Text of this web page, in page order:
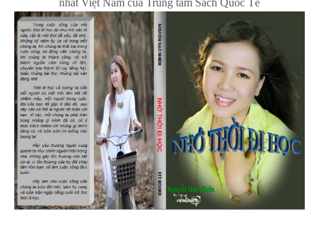
nhất Việt Nam của Trung tâm Sách Quốc Tế